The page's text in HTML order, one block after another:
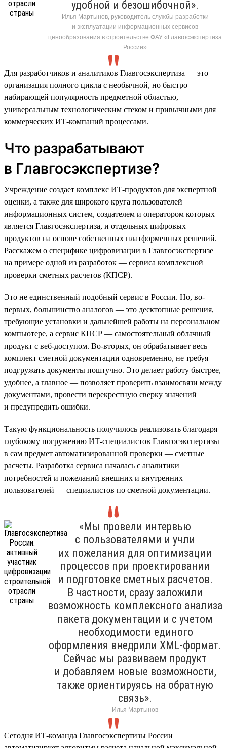
удобной и безошибочной».
Илья Мартынов, руководитель службы разработки
и эксплуатации информационных сервисов
ценообразования в строительстве ФАУ «Главгосэкспертиза
России»
Для разработчиков и аналитиков Главгосэкспертиза — это
организация полного цикла с необычной, но быстро
набирающей популярность предметной областью,
универсальным технологическим стеком и привычными для
коммерческих ИТ-компаний процессами.
Что разрабатывают
в Главгосэкспертизе?
Учреждение создает комплекс ИТ-продуктов для экспертной
оценки, а также для широкого круга пользователей
информационных систем, создателем и оператором которых
является Главгосэкспертиза, и отдельных цифровых
продуктов на основе собственных платформенных решений.
Расскажем о специфике цифровизации в Главгосэкспертизе
на примере одной из разработок — сервиса комплексной
проверки сметных расчетов (КПСР).
Это не единственный подобный сервис в России. Но, во-
первых, большинство аналогов — это десктопные решения,
требующие установки и дальнейшей работы на персональном
компьютере, а сервис КПСР — самостоятельный облачный
продукт с веб-доступом. Во-вторых, он обрабатывает весь
комплект сметной документации одновременно, не требуя
подгружать документы поштучно. Это делает работу быстрее,
удобнее, а главное — позволяет проверить взаимосвязи между
документами, провести перекрестную сверку значений
и предупредить ошибки.
Такую функциональность получилось реализовать благодаря
глубокому погружению ИТ-специалистов Главгосэкспертизы
в сам предмет автоматизированной проверки — сметные
расчеты. Разработка сервиса началась с аналитики
потребностей и пожеланий внешних и внутренних
пользователей — специалистов по сметной документации.
«Мы провели интервью
с пользователями и учли
их пожелания для оптимизации
процессов при проектировании
и подготовке сметных расчетов.
В частности, сразу заложили
возможность комплексного анализа
пакета документации и с учетом
необходимости единого
оформления внедрили XML-формат.
Сейчас мы развиваем продукт
и добавляем новые возможности,
также ориентируясь на обратную
связь».
Илья Мартынов
Сегодня ИТ-команда Главгосэкспертизы России